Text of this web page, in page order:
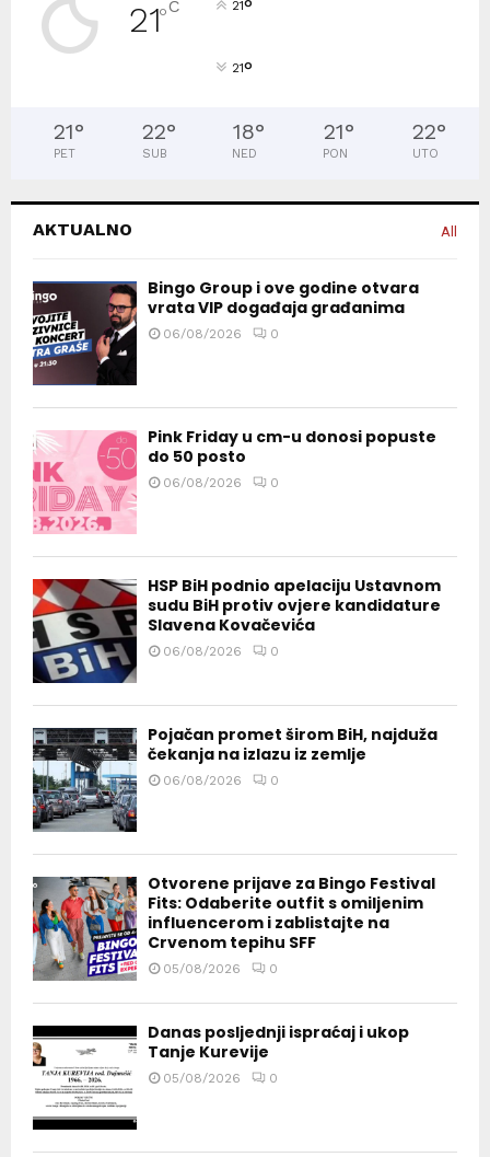
21°C 21°
21°
21°
PET
22°
SUB
18°
NED
21°
PON
22°
UTO
AKTUALNO All
Bingo Group i ove godine otvara
vrata VIP događaja građanima
06/08/2026 0
Pink Friday u cm-u donosi popuste
do 50 posto
06/08/2026 0
HSP BiH podnio apelaciju Ustavnom
sudu BiH protiv ovjere kandidature
Slavena Kovačevića
06/08/2026 0
Pojačan promet širom BiH, najduža
čekanja na izlazu iz zemlje
06/08/2026 0
Otvorene prijave za Bingo Festival
Fits: Odaberite outfit s omiljenim
influencerom i zablistajte na
Crvenom tepihu SFF
05/08/2026 0
Danas posljednji ispraćaj i ukop
Tanje Kurevije
05/08/2026 0